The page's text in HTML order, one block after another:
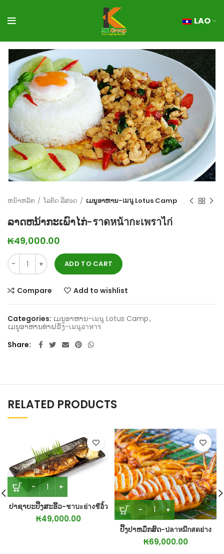
LAO
ຫນ້າຫລັກ ໂລຕັດ ລີສອດ ເມນູອາຫານ-เมนู Lotus Camp
ລາດຫນ້າກະເພົາໄກ່-ราดหน้ากะเพราไก่
₭49,000.00
ADD TO CART
Compare Add to wishlist
Categories: ເມນູອາຫານ-เมนู Lotus Camp,
ເມນູອາຫານທ່າຝຣັ່ງ-เมนูอาหาร
Share
RELATED PRODUCTS
ປາຊາບະປີ້ງສະອີ້ວ-ชาบะย่างชีอิ้ว
₭49,000.00
ປີ້ງປາຫມຶກສົດ-ปลาหมึกสดย่าง
₭69,000.00